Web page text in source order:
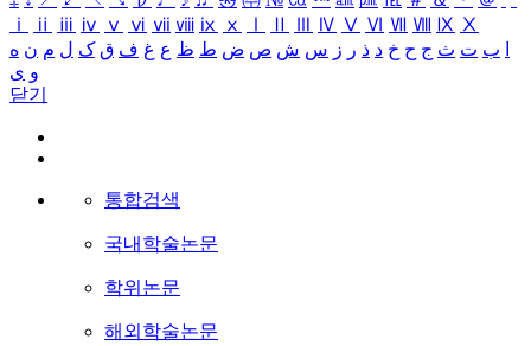
ⅰ
ⅱ ⅲ ⅳ ⅴ ⅵ ⅶ ⅷ ⅸ ⅹ Ⅳ Ⅴ Ⅵ Ⅶ Ⅷ Ⅸ Ⅹ
ب ت ث ج ح خ د ذ ر ز س ش ص ض ط ظ ع غ ف ق ک ل م ن ه
و ی
닫기
통합검색
국내학술논문
학위논문
해외학술논문